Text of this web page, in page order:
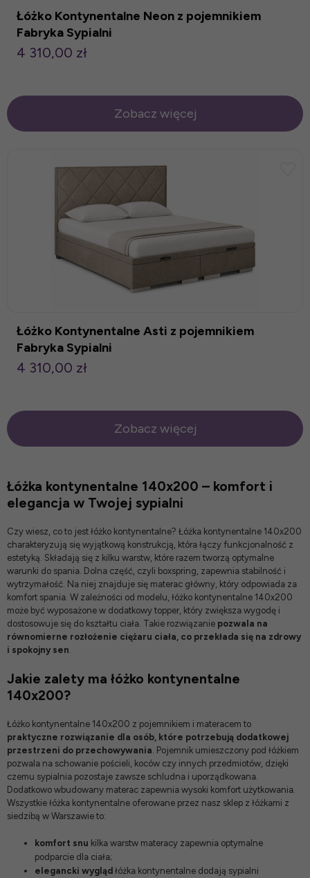
Łóżko Kontynentalne Neon z pojemnikiem
Fabryka Sypialni
4 310,00 zł
Zobacz więcej
Łóżko Kontynentalne Asti z pojemnikiem
Fabryka Sypialni
4 310,00 zł
Zobacz więcej
Łóżka kontynentalne 140x200 – komfort i
elegancja w Twojej sypialni
Czy wiesz, co to jest łóżko kontynentalne? Łóżka kontynentalne 140x200
charakteryzują się wyjątkową konstrukcją, która łączy funkcjonalność z
estetyką. Składają się z kilku warstw, które razem tworzą optymalne
warunki do spania. Dolna część, czyli boxspring, zapewnia stabilność i
wytrzymałość. Na niej znajduje się materac główny, który odpowiada za
komfort spania. W zależności od modelu, łóżko kontynentalne 140x200
może być wyposażone w dodatkowy topper, który zwiększa wygodę i
dostosowuje się do kształtu ciała. Takie rozwiązanie pozwala na
równomierne rozłożenie ciężaru ciała, co przekłada się na zdrowy
i spokojny sen
Jakie zalety ma łóżko kontynentalne
140x200?
Łóżko kontynentalne 140x200 z pojemnikiem i materacem to
praktyczne rozwiązanie dla osób, które potrzebują dodatkowej
przestrzeni do przechowywania . Pojemnik umieszczony pod łóżkiem
pozwala na schowanie pościeli, koców czy innych przedmiotów, dzięki
czemu sypialnia pozostaje zawsze schludna i uporządkowana.
Dodatkowo wbudowany materac zapewnia wysoki komfort użytkowania.
Wszystkie łóżka kontynentalne oferowane przez nasz sklep z łóżkami z
siedzibą w Warszawie to:
komfort snu kilka warstw materacy zapewnia optymalne
podparcie dla ciała;
elegancki wygląd łóżka kontynentalne dodają sypialni